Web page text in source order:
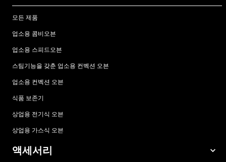
모든 제품
업소용 콤비오븐
업소용 스피드오븐
스팀기능을 갖춘 업소용 컨벡션 오븐
업소용 컨벡션 오븐
식품 보존기
상업용 전기식 오븐
상업용 가스식 오븐
액세서리